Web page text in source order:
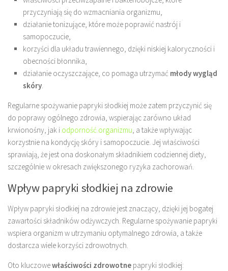
przyczyniają się do wzmacniania organizmu,
działanie tonizujące, które może poprawić nastrój i
samopoczucie,
korzyści dla układu trawiennego, dzięki niskiej kaloryczności i
obecności błonnika,
działanie oczyszczające, co pomaga utrzymać młody wygląd
skóry.
Regularne spożywanie papryki słodkiej może zatem przyczynić się
do poprawy ogólnego zdrowia, wspierając zarówno układ
krwionośny, jak i odporność organizmu, a także wpływając
korzystnie na kondycję skóry i samopoczucie. Jej właściwości
sprawiają, że jest ona doskonałym składnikiem codziennej diety,
szczególnie w okresach zwiększonego ryzyka zachorowań.
Wpływ papryki słodkiej na zdrowie
Wpływ papryki słodkiej na zdrowie jest znaczący, dzięki jej bogatej
zawartości składników odżywczych. Regularne spożywanie papryki
wspiera organizm w utrzymaniu optymalnego zdrowia, a także
dostarcza wiele korzyści zdrowotnych.
Oto kluczowewłaściwości zdrowotne papryki słodkiej: